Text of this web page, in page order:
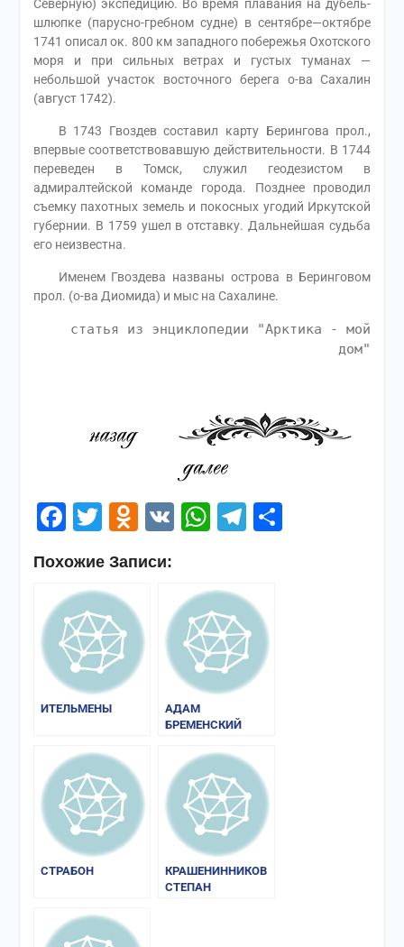
Северную) экспедицию. Во время плавания на дубель-
шлюпке (парусно-гребном судне) в сентябре—октябре
1741 описал ок. 800 км западного побережья Охотского
моря и при сильных ветрах и густых туманах —
небольшой участок восточного берега о-ва Сахалин
(август 1742).
В 1743 Гвоздев составил карту Берингова прол.,
впервые соответствовавшую действительности. В 1744
переведен в Томск, служил геодезистом в
адмиралтейской команде города. Позднее проводил
съемку пахотных земель и покосных угодий Иркутской
губернии. В 1759 ушел в отставку. Дальнейшая судьба
его неизвестна.
Именем Гвоздева названы острова в Беринговом
прол. (о-ва Диомида) и мыс на Сахалине.
статья из энциклопедии "Арктика - мой
дом"
Facebook
Twitter
Odnoklassniki
VK WhatsApp
Telegram
Похожие Записи:
ИТЕЛЬМЕНЫ
АДАМ
БРЕМЕНСКИЙ
ГАМБУРГСКИХ
АРХИЕПИСКОПОВ»
СТРАБОН
КРАШЕНИННИКОВ
СТЕПАН